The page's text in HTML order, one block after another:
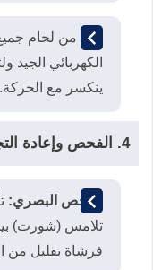
تأكد من لحام
الكهربائي الجيد
ينكسر مع الحركة.
4. الفحص وإعادة التجميع:
الفحص البصري:
تلامس (شورت)
فرشاة بقليل من